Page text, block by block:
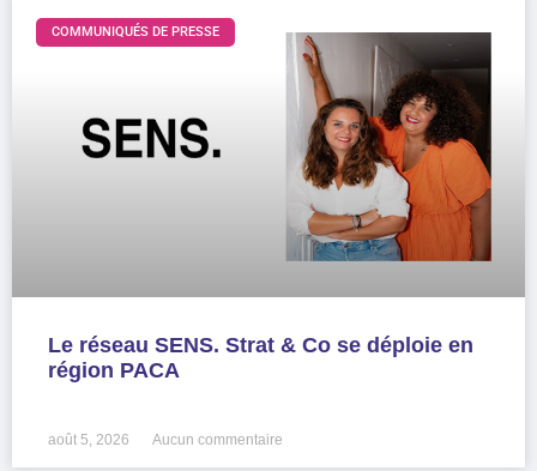
COMMUNIQUÉS DE PRESSE
Le réseau SENS. Strat & Co se déploie en
région PACA
août 5, 2026 Aucun commentaire